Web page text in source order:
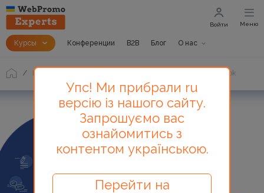
Курсы Конференции B2B Блог О нас
Войти Меню
Блог Настройка таргетированной рекламы в Facebook
Упс! Ми прибрали ru
версію із нашого сайту.
Запрошуємо вас
ознайомитись з
контентом українською.
Перейти на